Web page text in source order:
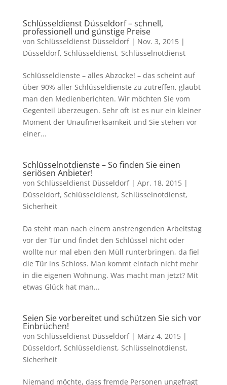
Schlüsseldienst Düsseldorf – schnell,
professionell und günstige Preise
von Schlüsseldienst Düsseldorf| Nov. 3, 2015|
Düsseldorf, Schlüsseldienst, Schlüsselnotdienst
Schlüsseldienste – alles Abzocke! – das scheint auf
über 90% aller Schlüsseldienste zu zutreffen, glaubt
man den Medienberichten. Wir möchten Sie vom
Gegenteil überzeugen. Sehr oft ist es nur ein kleiner
Moment der Unaufmerksamkeit und Sie stehen vor
einer...
Schlüsselnotdienste – So finden Sie einen
seriösen Anbieter!
von Schlüsseldienst Düsseldorf| Apr. 18, 2015|
Düsseldorf, Schlüsseldienst, Schlüsselnotdienst,
Sicherheit
Da steht man nach einem anstrengenden Arbeitstag
vor der Tür und findet den Schlüssel nicht oder
wollte nur mal eben den Müll runterbringen, da fiel
die Tür ins Schloss. Man kommt einfach nicht mehr
in die eigenen Wohnung. Was macht man jetzt? Mit
etwas Glück hat man...
Seien Sie vorbereitet und schützen Sie sich vor
Einbrüchen!
von Schlüsseldienst Düsseldorf| März 4, 2015|
Düsseldorf, Schlüsseldienst, Schlüsselnotdienst,
Sicherheit
Niemand möchte, dass fremde Personen ungefragt